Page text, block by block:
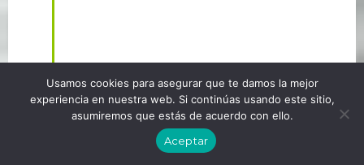
← Previous 1 … 44 45 46
Next →
Usamos cookies para asegurar que te damos la mejor
experiencia en nuestra web. Si continúas usando este sitio,
asumiremos que estás de acuerdo con ello.
Aceptar